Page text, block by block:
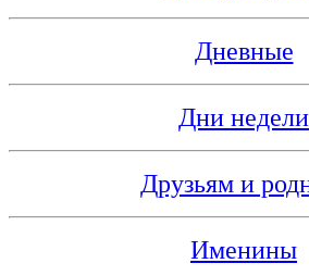
Дневные
Дни недели
Друзьям и
Именины